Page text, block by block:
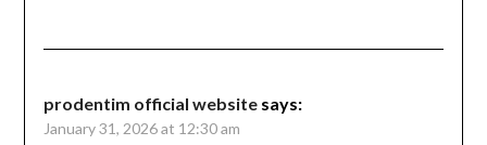
prodentim official website says:
January 31, 2026 at 12:30 am